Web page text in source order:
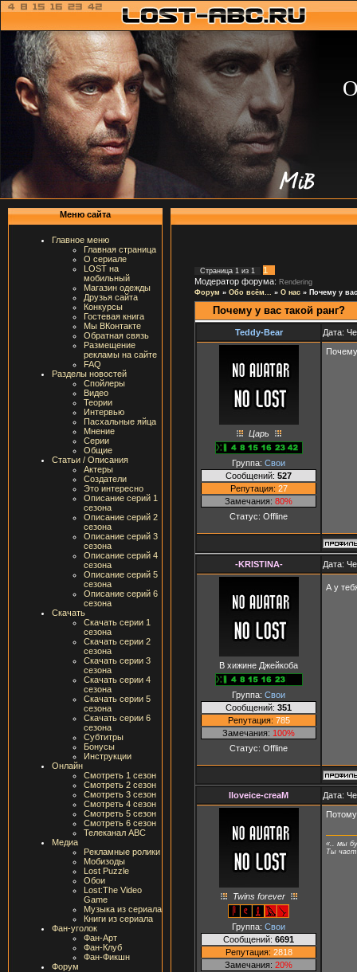
Меню сайта
Главное меню
Главная страница
О сериале
LOST на
мобильный
Магазин одежды
Друзья сайта
Конкурсы
Гостевая книга
Мы ВКонтакте
Обратная связь
Размещение
рекламы на сайте
FAQ
Разделы новостей
Спойлеры
Видео
Теории
Интервью
Пасхальные яйца
Мнение
Серии
Общие
Статьи / Описания
Актеры
Создатели
Это интересно
Описание серий 1
сезона
Описание серий 2
сезона
Описание серий 3
сезона
Описание серий 4
сезона
Описание серий 5
сезона
Описание серий 6
сезона
Скачать
Скачать серии 1
сезона
Скачать серии 2
сезона
Скачать серии 3
сезона
Скачать серии 4
сезона
Скачать серии 5
сезона
Скачать серии 6
сезона
Субтитры
Бонусы
Инструкции
Онлайн
Смотреть 1 сезон
Смотреть 2 сезон
Смотреть 3 сезон
Смотреть 4 сезон
Смотреть 5 сезон
Смотреть 6 сезон
Телеканал ABC
Медиа
Рекламные ролики
Мобизоды
Lost Puzzle
Обои
Lost:The Video
Game
Музыка из сериала
Книги из сериала
Фан-уголок
Фан-Арт
Фан-Клуб
Фан-Фикшн
Форум
Страница 1 из 1
1
Модератор форума: Rendering
Форум » Обо всём... » О нас » Почему у
Почему у вас такой ранг?
Teddy-Bear Дата:
Царь
Группа: Свои
Сообщений: 527
Репутация: 27
Замечания: 80%
Статус: Offline
-KRISTINA- Дата:
В хижине Джейкоба
Группа: Свои
Сообщений: 351
Репутация: 785
Замечания: 100%
Статус: Offline
А у
Iloveice-creaM Дата:
Twins forever
Группа: Свои
Сообщений: 6691
Репутация: 2818
Замечания: 20%
«.. мы
Ты